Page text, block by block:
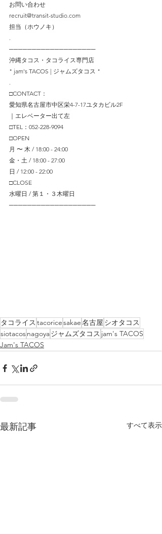
お問い合わせ
recruit@transit-studio.com
担当（ホウノキ）
.
───────────────────
沖縄タコス・タコライス専門店
" jam's TACOS | ジャムズタコス "
.
□CONTACT：
愛知県名古屋市中区栄4-7-17ユタカビル2F
｜エレベーター出て左
□TEL：052-228-9094
□OPEN
月 〜 木 / 18:00 - 24:00
金・土 / 18:00 - 27:00
日 / 12:00 - 22:00
□CLOSE
水曜日 / 第１・３木曜日
───────────────────
タコライス tacoricesakae名古屋 シオタコス
siotacosnagoyaジャムズタコス jam's TACOS
Jam's TACOS
最新記事 すべて表示